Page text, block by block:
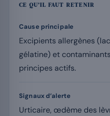
CE QU’IL FAUT RETENIR
Cause principale
Excipients allergènes
gélatine) et
principes actifs.
Signaux d’alerte
Urticaire, œdème des